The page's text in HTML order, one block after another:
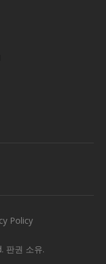
판권 소유.
Policy